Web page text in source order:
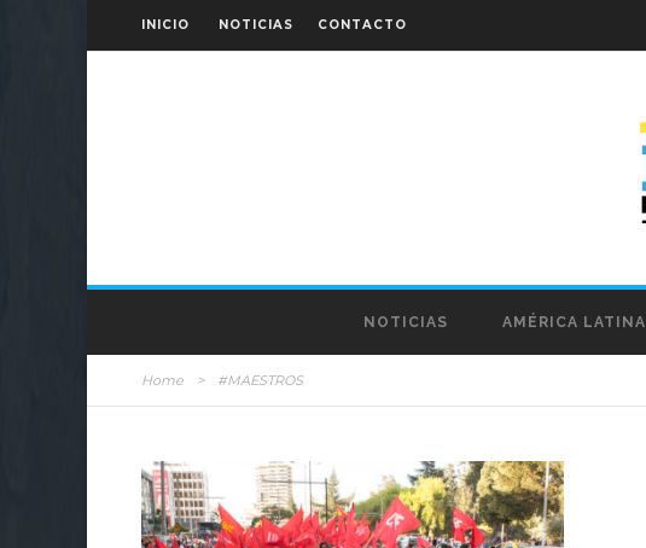
INICIO NOTICIAS CONTACTO
NOTICIAS AMÉRICA LATINA
Home > #MAESTROS